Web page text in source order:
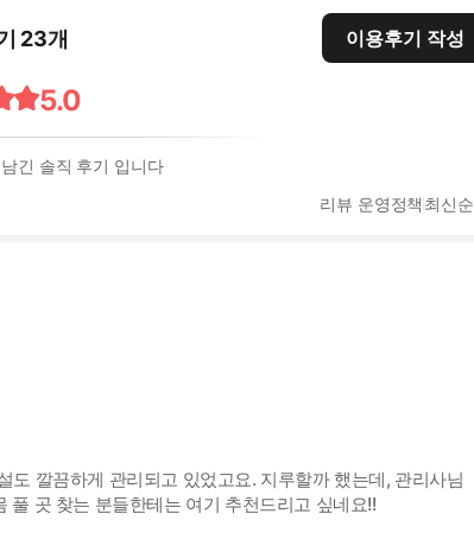
23개 이용후기 작성
5.0
긴 솔직 후기 입니다
리뷰 운영정책 최신순
깔끔하게 관리되고 있었고요. 지루할까 했는데, 관리사님
풀 곳 찾는 분들한테는 여기 추천드리고 싶네요!!